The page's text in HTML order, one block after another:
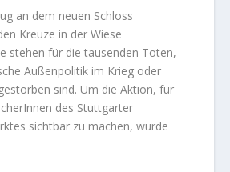
an dem neuen Schloss
Kreuze in der Wiese
stehen für die tausenden Toten,
Außenpolitik im Krieg oder
sind. Um die Aktion, für
des Stuttgarter
sichtbar zu machen, wurde